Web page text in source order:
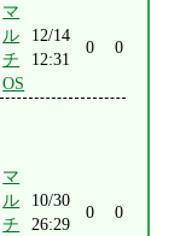
マ
ル
チ
OS
12/14
12:31
0 0
マ
ル
チ
10/30
26:29
0 0